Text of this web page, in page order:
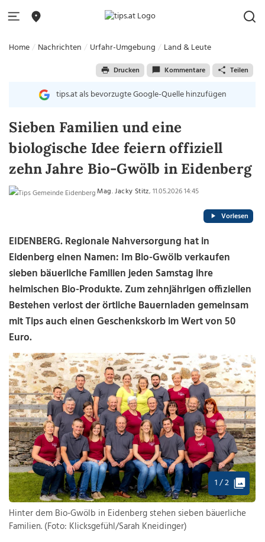
Home Nachrichten Urfahr-Umgebung Land & Leute
Drucken Kommentare Teilen
tips.at als bevorzugte Google-Quelle hinzufügen
Sieben Familien und eine
biologische Idee feiern offiziell
zehn Jahre Bio-Gwölb in Eidenberg
Mag. Jacky Stitz, 11.05.2026 14:45
Vorlesen
EIDENBERG.Regionale Nahversorgung hat in
Eidenberg einen Namen: Im Bio-Gwölb verkaufen
sieben bäuerliche Familien jeden Samstag ihre
heimischen Bio-Produkte. Zum zehnjährigen offiziellen
Bestehen verlost der örtliche Bauernladen gemeinsam
mit Tips auch einen Geschenkskorb im Wert von 50
Euro.
1 / 2
Hinter dem Bio-Gwölb in Eidenberg stehen sieben bäuerliche
Familien. (Foto: Klicksgefühl/Sarah Kneidinger)